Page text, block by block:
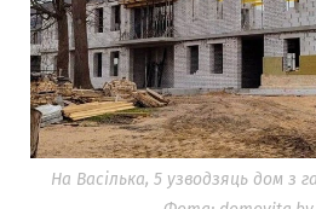
На Васілька, 5 узводзяць дом з